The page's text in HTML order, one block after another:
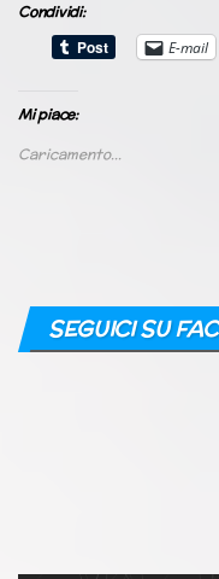
Condividi:
E-mail
Mi piace:
Caricamento...
SEGUICI SU